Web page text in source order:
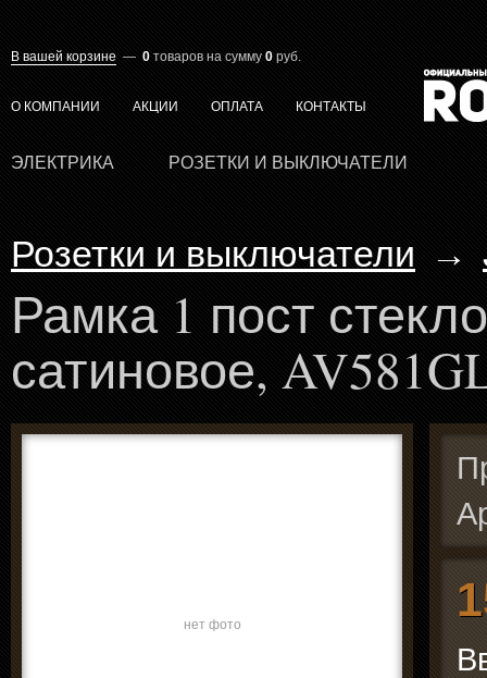
В вашей корзине — 0 товаров на сумму 0 руб.
О КОМПАНИИ АКЦИИ ОПЛАТА КОНТАКТЫ
ЭЛЕКТРИКА РОЗЕТКИ И ВЫКЛЮЧАТЕЛИ
Розетки и выключатели →
Рамка 1 пост
сатиновое,
нет фото